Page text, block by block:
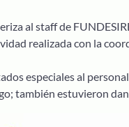
al staff de
realizada con la
especiales al
también estuvieron